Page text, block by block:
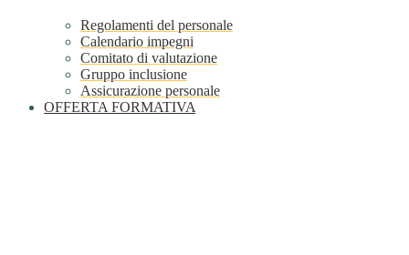
Regolamenti del personale
Calendario impegni
Comitato di valutazione
Gruppo inclusione
Assicurazione personale
OFFERTA FORMATIVA